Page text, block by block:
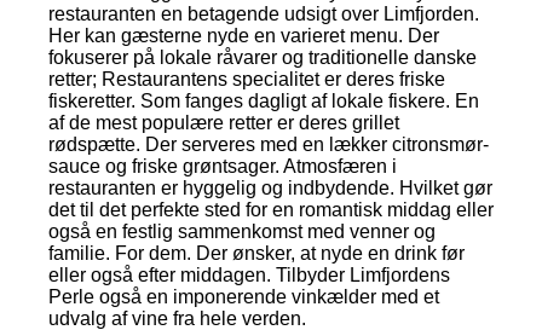
restauranten en betagende udsigt over Limfjorden.
Her kan gæsterne nyde en varieret menu. Der
fokuserer på lokale råvarer og traditionelle danske
retter; Restaurantens specialitet er deres friske
fiskeretter. Som fanges dagligt af lokale fiskere. En
af de mest populære retter er deres grillet
rødspætte. Der serveres med en lækker citronsmør-
sauce og friske grøntsager. Atmosfæren i
restauranten er hyggelig og indbydende. Hvilket gør
det til det perfekte sted for en romantisk middag eller
også en festlig sammenkomst med venner og
familie. For dem. Der ønsker, at nyde en drink før
eller også efter middagen. Tilbyder Limfjordens
Perle også en imponerende vinkælder med et
udvalg af vine fra hele verden.